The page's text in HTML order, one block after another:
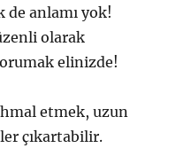
anlamı yok!
olarak
elinizde!
etmek, uzun
çıkartabilir.